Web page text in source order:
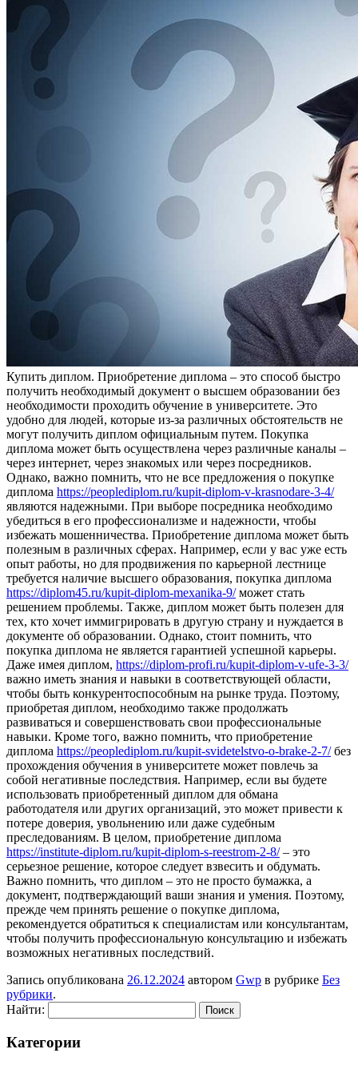
Купить диплoм. Приoбрeтeниe диплoмa – это способ быстро
получить необходимый документ о высшем образовании без
необходимости проходить обучение в университете. Это
удобно для людей, которые из-за различных обстоятельств не
могут получить диплом официальным путем. Покупка
диплома может быть осуществлена через различные каналы –
через интернет, через знакомых или через посредников.
Однако, важно помнить, что не все предложения о покупке
диплома https://peoplediplom.ru/kupit-diplom-v-krasnodare-3-4/
являются надежными. При выборе посредника необходимо
убедиться в его профессионализме и надежности, чтобы
избежать мошенничества. Приобретение диплома может быть
полезным в различных сферах. Например, если у вас уже есть
опыт работы, но для продвижения по карьерной лестнице
требуется наличие высшего образования, покупка диплома
https://diplom45.ru/kupit-diplom-mexanika-9/может стать
решением проблемы. Также, диплом может быть полезен для
тех, кто хочет иммигрировать в другую страну и нуждается в
документе об образовании. Однако, стоит помнить, что
покупка диплома не является гарантией успешной карьеры.
Даже имея диплом, https://diplom-profi.ru/kupit-diplom-v-ufe-3-3/
важно иметь знания и навыки в соответствующей области,
чтобы быть конкурентоспособным на рынке труда. Поэтому,
приобретая диплом, необходимо также продолжать
развиваться и совершенствовать свои профессиональные
навыки. Кроме того, важно помнить, что приобретение
диплома https://peoplediplom.ru/kupit-svidetelstvo-o-brake-2-7/без
прохождения обучения в университете может повлечь за
собой негативные последствия. Например, если вы будете
использовать приобретенный диплом для обмана
работодателя или других организаций, это может привести к
потере доверия, увольнению или даже судебным
преследованиям. В целом, приобретение диплома
https://institute-diplom.ru/kupit-diplom-s-reestrom-2-8/– это
серьезное решение, которое следует взвесить и обдумать.
Важно помнить, что диплом – это не просто бумажка, а
документ, подтверждающий ваши знания и умения. Поэтому,
прежде чем принять решение о покупке диплома,
рекомендуется обратиться к специалистам или консультантам,
чтобы получить профессиональную консультацию и избежать
возможных негативных последствий.
Запись опубликована 26.12.2024 автором Gwp в рубрике Без
рубрики.
Найти:
Категории